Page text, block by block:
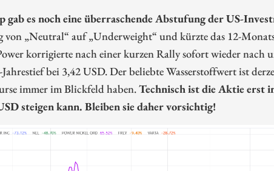
gab es noch eine überraschende Abstufung der US-
von „Neutral“ auf „Underweight“ und kürzte das 12-
korrigierte nach einer kurzen Rally sofort wieder nach
Jahrestief bei 3,42 USD. Der beliebte Wasserstoffwert ist
immer im Blickfeld haben.Technisch ist die Aktie erst
steigen kann. Bleiben sie daher vorsichtig!